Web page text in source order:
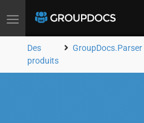
Toggle
Des
produits
GroupDocs.Parser